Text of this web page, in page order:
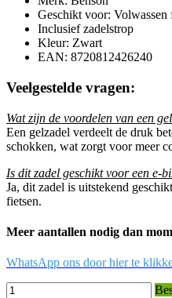
Geschikt voor: Volwassen
Inclusief zadelstrop
Kleur: Zwart
EAN: 8720812426240
Veelgestelde vragen:
Wat zijn de voordelen van een
Een gelzadel verdeelt de druk
schokken, wat zorgt voor meer
Is dit zadel geschikt voor een e-
Ja, dit zadel is uitstekend
fietsen.
Meer aantallen nodig dan
WhatsApp ons door hier te